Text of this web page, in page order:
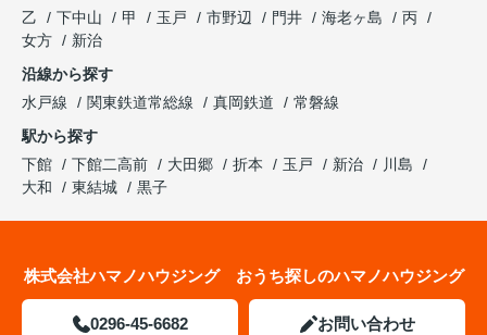
乙
下中山 甲 玉戸 市野辺 門井 海老ヶ島
丙
女方
新治
沿線から探す
水戸線
関東鉄道常総線 真岡鉄道
常磐線
駅から探す
下館
下館二高前 大田郷 折本 玉戸 新治
川島
大和
東結城 黒子
株式会社ハマノハウジング おうち探しのハマノハウジング
0296-45-6682 お問い合わせ